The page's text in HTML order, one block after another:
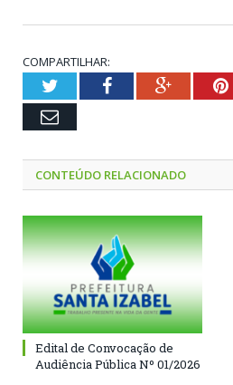
COMPARTILHAR:
TwitterFacebookGoogle+
Email
CONTEÚDO RELACIONADO
Edital de Convocação de
Audiência Pública Nº 01/2026